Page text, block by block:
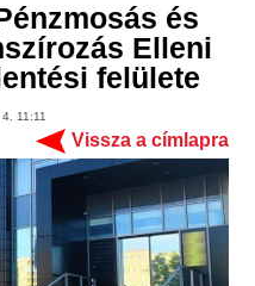
és
Elleni
felülete
11:11
Vissza a címlapra